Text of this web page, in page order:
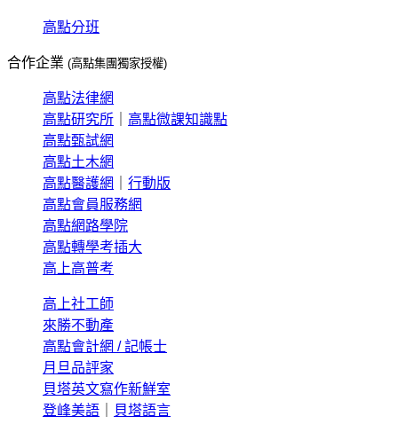
高點分班
合作企業 (高點集團獨家授權)
高點法律網
高點研究所
高點微課知識點
高點甄試網
高點土木網
高點醫護網
行動版
高點會員服務網
高點網路學院
高點轉學考插大
高上高普考
高上社工師
來勝不動產
高點會計網 / 記帳士
月旦品評家
貝塔英文寫作新鮮室
登峰美語
貝塔語言